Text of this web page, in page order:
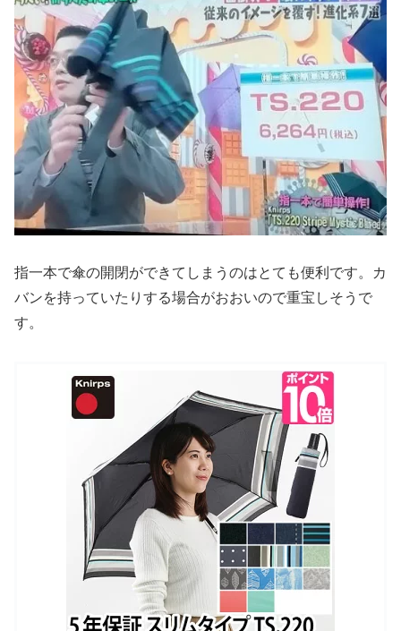
指一本で傘の開閉ができてしまうのはとても便利です。カ
バンを持っていたりする場合がおおいので重宝しそうで
す。